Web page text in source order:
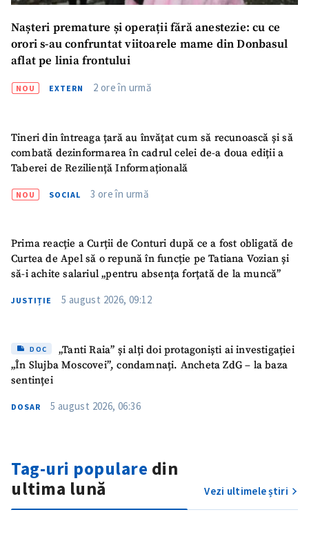
Nașteri premature și operații fără anestezie: cu ce
orori s-au confruntat viitoarele mame din Donbasul
aflat pe linia frontului
NOU EXTERN 2 ore în urmă
Tineri din întreaga țară au învățat cum să recunoască și să
combată dezinformarea în cadrul celei de-a doua ediții a
Taberei de Reziliență Informațională
NOU SOCIAL 3 ore în urmă
Prima reacție a Curții de Conturi după ce a fost obligată de
Curtea de Apel să o repună în funcție pe Tatiana Vozian și
să-i achite salariul „pentru absența forțată de la muncă”
JUSTIȚIE 5 august 2026, 09:12
DOC
„Tanti Raia” și alți doi protagoniști ai investigației
„În Slujba Moscovei”, condamnați. Ancheta ZdG – la baza
sentinței
DOSAR 5 august 2026, 06:36
Tag-uri populare din
ultima lună
Vezi ultimele știri
ȘTIREA MEA
Titlu știre+ Adaugă titlu
Link media
+ Link media
CONTACT SURSĂ
Sursă anonimă
+ Emailul meu
Telefon
+ Telefon personal
confidențialitate.